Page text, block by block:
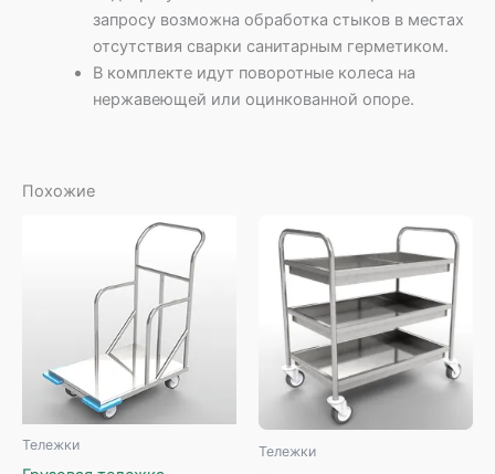
запросу возможна обработка стыков в местах
отсутствия сварки санитарным герметиком.
В комплекте идут поворотные колеса на
нержавеющей или оцинкованной опоре.
Похожие
Тележки Тележки